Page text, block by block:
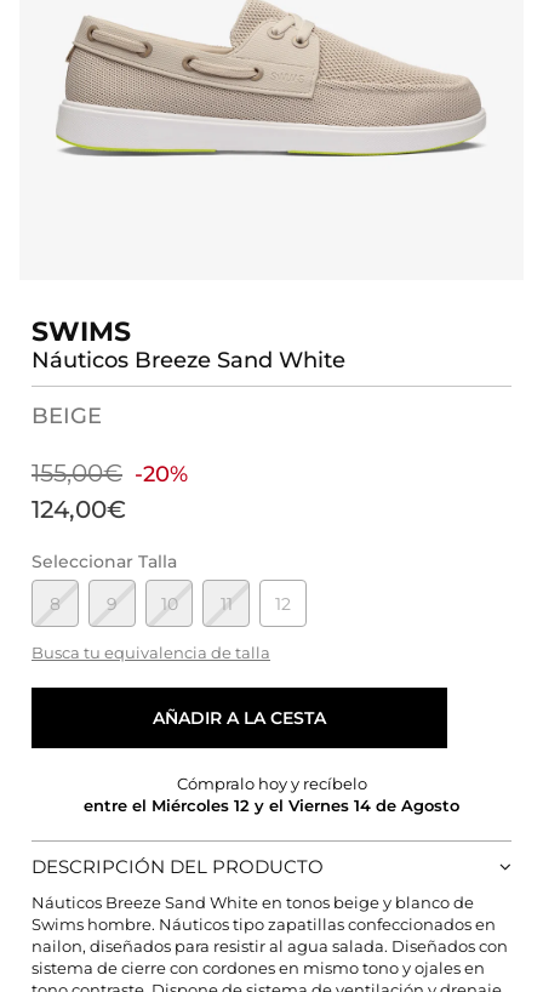
SWIMS
Náuticos Breeze Sand White
BEIGE
155,00€ -20%
124,00€
Seleccionar Talla
8
9 10 11 12
Busca tu equivalencia de talla
AÑADIR A LA CESTA
Cómpralo hoy y recíbelo
entre el Miércoles 12 y el Viernes 14 de Agosto
DESCRIPCIÓN DEL PRODUCTO
Náuticos Breeze Sand White en tonos beige y blanco de
Swims hombre. Náuticos tipo zapatillas confeccionados en
nailon, diseñados para resistir al agua salada. Diseñados con
sistema de cierre con cordones en mismo tono y ojales en
CONFIGURACIÓN DE COOKIES